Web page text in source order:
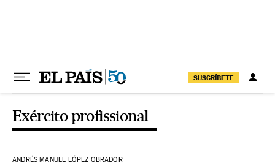
SUSCRÍBETE
Exército profissional
ANDRÉS MANUEL LÓPEZ OBRADOR